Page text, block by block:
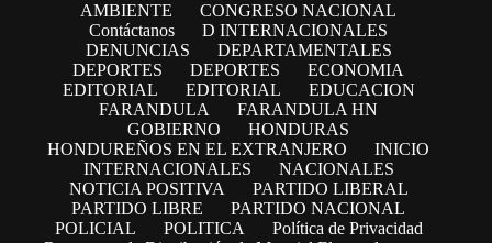
AMBIENTE
CONGRESO NACIONAL
Contáctanos
D INTERNACIONALES
DENUNCIAS
DEPARTAMENTALES
DEPORTES
DEPORTES
ECONOMIA
EDITORIAL
EDITORIAL
EDUCACION
FARANDULA
FARANDULA HN
GOBIERNO
HONDURAS
HONDUREÑOS EN EL EXTRANJERO
INICIO
INTERNACIONALES
NACIONALES
NOTICIA POSITIVA
PARTIDO LIBERAL
PARTIDO LIBRE
PARTIDO NACIONAL
POLICIAL
POLITICA
Política de Privacidad